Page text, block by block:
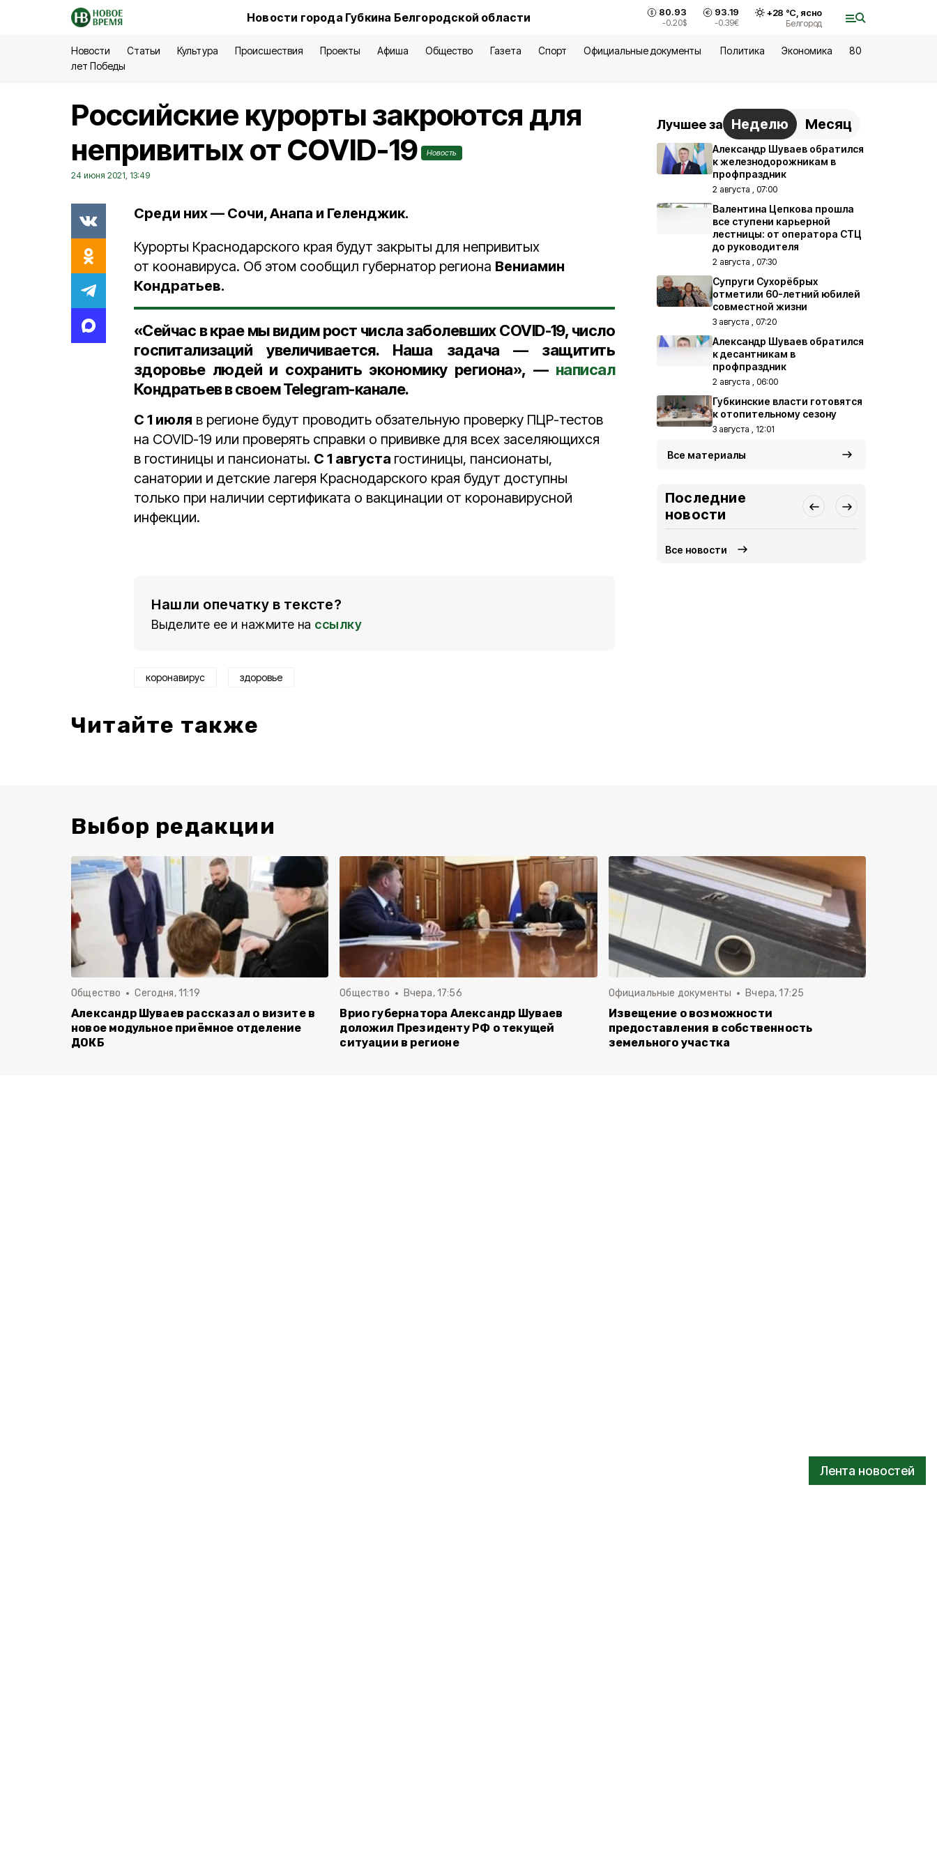
Новости города Губкина Белгородской области 80.93
-0.20$
93.19
-0.39€
+28 °С, ясно
Белгород
Новости Статьи Культура Происшествия Проекты Афиша Общество Газета Спорт Официальные документы Политика Экономика
80
лет Победы
Лента новостей
Российские курорты закроются для
непривитых от COVID-19
Новость
24 июня 2021, 13:49
Среди них — Сочи, Анапа и Геленджик.
Курорты Краснодарского края будут закрыты для непривитых
от коонавируса. Об этом сообщил губернатор региона Вениамин
Кондратьев.
«Сейчас в крае мы видим рост числа заболевших COVID-19, число
госпитализаций увеличивается. Наша задача — защитить
здоровье людей и сохранить экономику региона», — написал
Кондратьев в своем Telegram-канале.
С 1 июля в регионе будут проводить обзательную проверку ПЦР-тестов
на COVID-19 или проверять справки о прививке для всех заселяющихся
в гостиницы и пансионаты. С 1 августа гостиницы, пансионаты,
санатории и детские лагеря Краснодарского края будут доступны
только при наличии сертификата о вакцинации от коронавирусной
инфекции.
Нашли опечатку в тексте?
Выделите ее и нажмите на ссылку
коронавирус здоровье
Читайте также
Лучшее за Неделю Месяц
Александр Шуваев обратился
к железнодорожникам в
профпраздник
2 августа , 07:00
Валентина Цепкова прошла
все ступени карьерной
лестницы: от оператора СТЦ
до руководителя
2 августа , 07:30
Супруги Сухорёбрых
отметили 60-летний юбилей
совместной жизни
3 августа , 07:20
Александр Шуваев обратился
к десантникам в
профпраздник
2 августа , 06:00
Губкинские власти готовятся
к отопительному сезону
3 августа , 12:01
Все материалы
Последние
новости
Все новости
Выбор редакции
Общество Сегодня, 11:19
Александр Шуваев рассказал о визите в
новое модульное приёмное отделение
ДОКБ
Общество Вчера, 17:56
Врио губернатора Александр Шуваев
доложил Президенту РФ о текущей
ситуации в регионе
Официальные документы Вчера, 17:25
Извещение о возможности
предоставления в собственность
земельного участка